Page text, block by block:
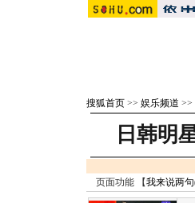
搜狐首页 >> 娱乐频道 >>
日韩明
页面功能 【我来说两